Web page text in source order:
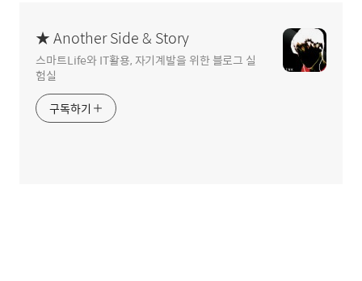
★ Another Side & Story
스마트Life와 IT활용, 자기계발을 위한 블로그 실
험실
구독하기